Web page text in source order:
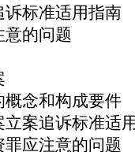
标准适用指南
意的问题
概念和构成要件
案追诉标准适
应注意的问题